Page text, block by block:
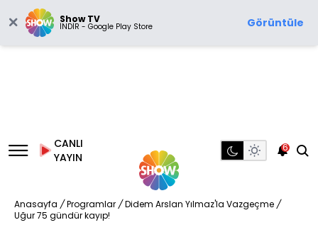
Show TV
İNDİR - Google Play Store Görüntüle
CANLI
YAYIN
6
Anasayfa / Programlar / Didem Arslan Yılmaz'la Vazgeçme /
Uğur 75 gündür kayıp!